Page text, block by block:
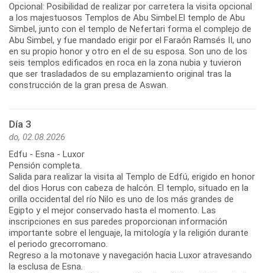
Opcional: Posibilidad de realizar por carretera la visita opcional
a los majestuosos Templos de Abu Simbel.El templo de Abu
Simbel, junto con el templo de Nefertari forma el complejo de
Abu Simbel, y fue mandado erigir por el Faraón Ramsés II, uno
en su propio honor y otro en el de su esposa. Son uno de los
seis templos edificados en roca en la zona nubia y tuvieron
que ser trasladados de su emplazamiento original tras la
construcción de la gran presa de Aswan.
Día 3
do, 02.08.2026
Edfu - Esna - Luxor
Pensión completa.
Salida para realizar la visita al Templo de Edfú, erigido en honor
del dios Horus con cabeza de halcón. El templo, situado en la
orilla occidental del río Nilo es uno de los más grandes de
Egipto y el mejor conservado hasta el momento. Las
inscripciones en sus paredes proporcionan información
importante sobre el lenguaje, la mitología y la religión durante
el periodo grecorromano.
Regreso a la motonave y navegación hacia Luxor atravesando
la esclusa de Esna.